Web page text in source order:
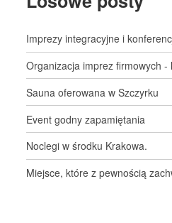
Imprezy integracyjne i
Organizacja imprez firmowych
Sauna oferowana w Szczyrku
Event godny zapamiętania
Noclegi w środku Krakowa.
Miejsce, które z pewnością